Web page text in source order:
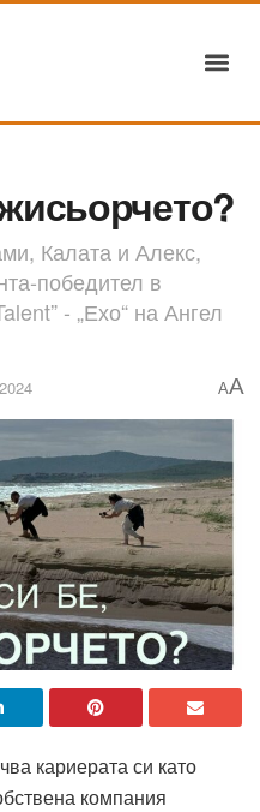
Калата и Алекс,
победител в
- „Ехо“ на Ангел
AA
кариерата си като
компания